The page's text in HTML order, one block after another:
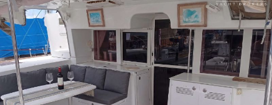
Services
Bootszubehör
Finanzierung
Gestohlene
Boote